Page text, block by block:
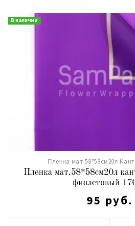
В наличии
Пленка мат.58*58см20л
Пленка мат.58*58см20л
фиолетовый
95 руб.